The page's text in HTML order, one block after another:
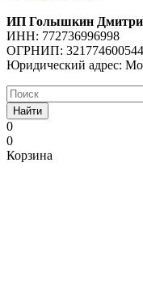
ИП Голышкин
ИНН: 772736996998
ОГРНИП:
Юридический адрес:
Найти
0
0
Корзина